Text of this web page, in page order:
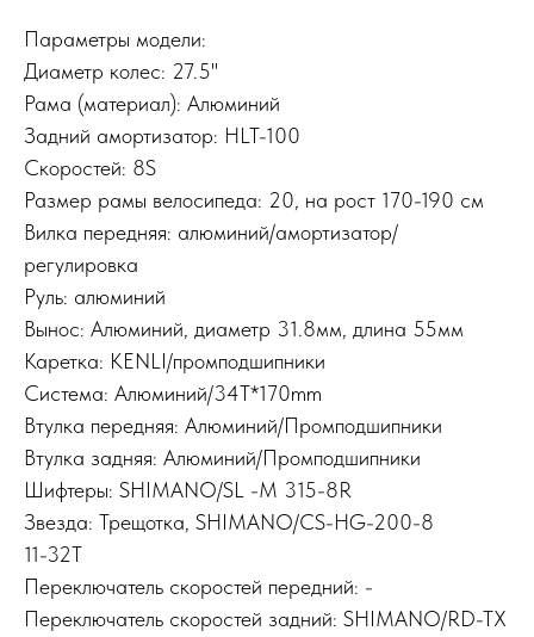
Параметры модели:
Диаметр колес: 27.5''
Рама (материал): Алюминий
Задний амортизатор: HLT-100
Скоростей: 8S
Размер рамы велосипеда: 20, на рост 170-190 см
Вилка передняя: алюминий/амортизатор/
регулировка
Руль: алюминий
Вынос: Алюминий, диаметр 31.8мм, длина 55мм
Каретка: KENLI/промподшипники
Система: Алюминий/34T*170mm
Втулка передняя: Алюминий/Промподшипники
Втулка задняя: Алюминий/Промподшипники
Шифтеры: SHIMANO/SL -M 315-8R
Звезда: Трещотка, SHIMANO/CS-HG-200-8
11-32T
Переключатель скоростей передний: -
Переключатель скоростей задний: SHIMANO/RD-TX